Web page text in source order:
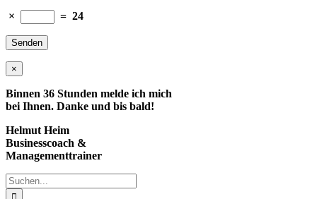
× = 24
×
Binnen 36 Stunden melde ich mich
bei Ihnen. Danke und bis bald!
Helmut Heim
Businesscoach &
Managementtrainer
Suche
nach: